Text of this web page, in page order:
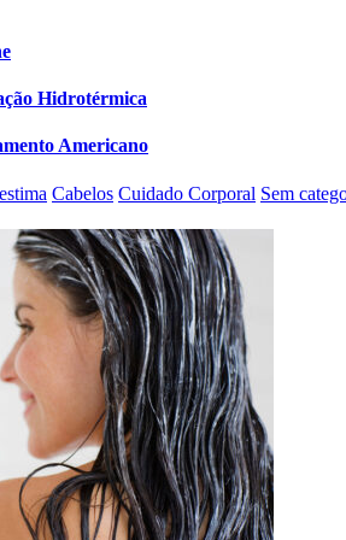
Hidrotérmica
Americano
Cabelos Cuidado Corporal Sem